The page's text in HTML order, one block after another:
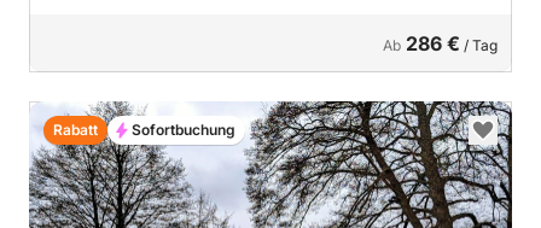
Ab 286 € / Tag
Rabatt Sofortbuchung